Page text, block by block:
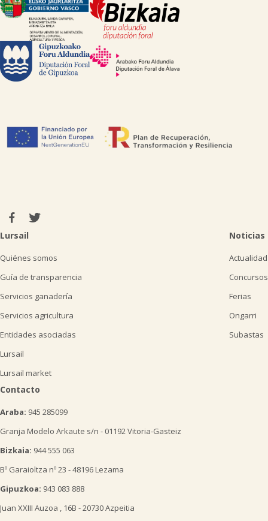

Lursail
Quiénes somos
Guía de transparencia
Servicios ganadería
Servicios agricultura
Entidades asociadas
Lursail
Lursail market
Noticias
Actualidad
Concursos
Ferias
Ongarri
Subastas
Contacto
Araba: 945 285099
Granja Modelo Arkaute s/n - 01192 Vitoria-Gasteiz
Bizkaia: 944 555 063
Bº Garaioltza nº 23 - 48196 Lezama
Gipuzkoa: 943 083 888
Juan XXIII Auzoa , 16B - 20730 Azpeitia